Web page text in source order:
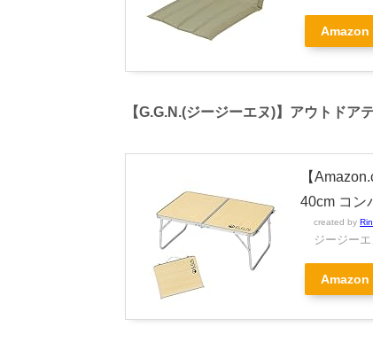
Amazon
【G.G.N.(ジージーエヌ)】アウトドア
【
40cm コン
created by
ジージー
Amazon